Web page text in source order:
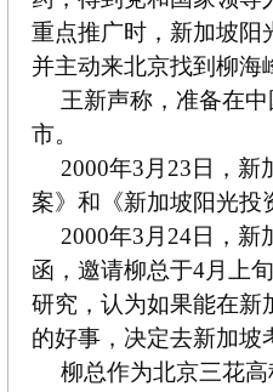
重点推广时，新加坡阳
并主动来北京找到柳海
王新声称，准备在
市。
2000年3月23日，
案》和《新加坡阳光投
2000年3月24日，
函，邀请柳总于4月上
研究，认为如果能在新
的好事，决定去新加坡
柳总作为北京三花